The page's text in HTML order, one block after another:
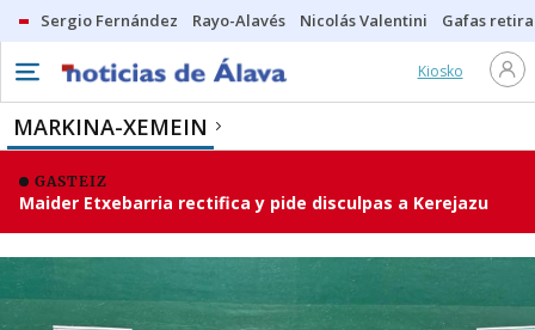
Sergio Fernández Rayo-Alavés Nicolás Valentini Gafas
Kiosko
MARKINA-XEMEIN
GASTEIZ
Maider Etxebarria rectifica y pide disculpas a Kerejazu